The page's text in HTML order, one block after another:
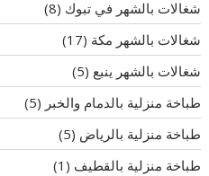
شغالات بالشهر في تبوك (8)
شغالات بالشهر مكة (17)
شغالات بالشهر ينبع (5)
طباخة منزلية بالدمام والخبر (5)
طباخة منزلية بالرياض (5)
طباخة منزلية بالقطيف (1)